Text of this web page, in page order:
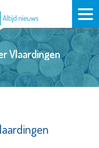
Vlaardingen